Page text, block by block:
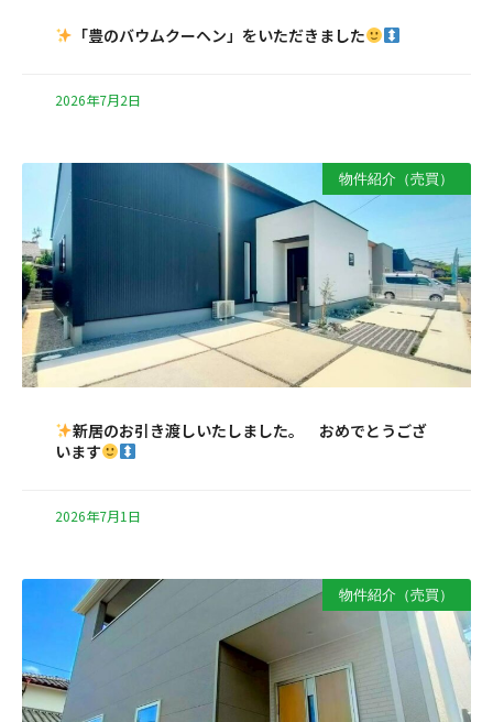
「豊のバウムクーヘン」をいただきました
2026年7月2日
物件紹介（売買）
新居のお引き渡しいたしました。 おめでとうござ
います
2026年7月1日
物件紹介（売買）